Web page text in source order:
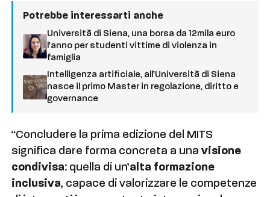
Potrebbe interessarti anche
Università di Siena, una borsa da 12mila euro
l’anno per studenti vittime di violenza in
famiglia
Intelligenza artificiale, all’Università di Siena
nasce il primo Master in regolazione, diritto e
governance
“Concludere la prima edizione del MITS
significa dare forma concreta a unavisione
condivisa: quella di un’alta formazione
inclusiva, capace di valorizzare le competenze